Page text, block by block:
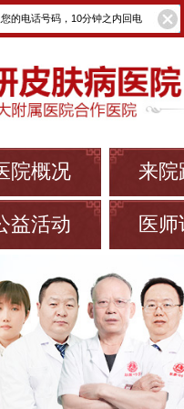
院概况 来院
益活动 医